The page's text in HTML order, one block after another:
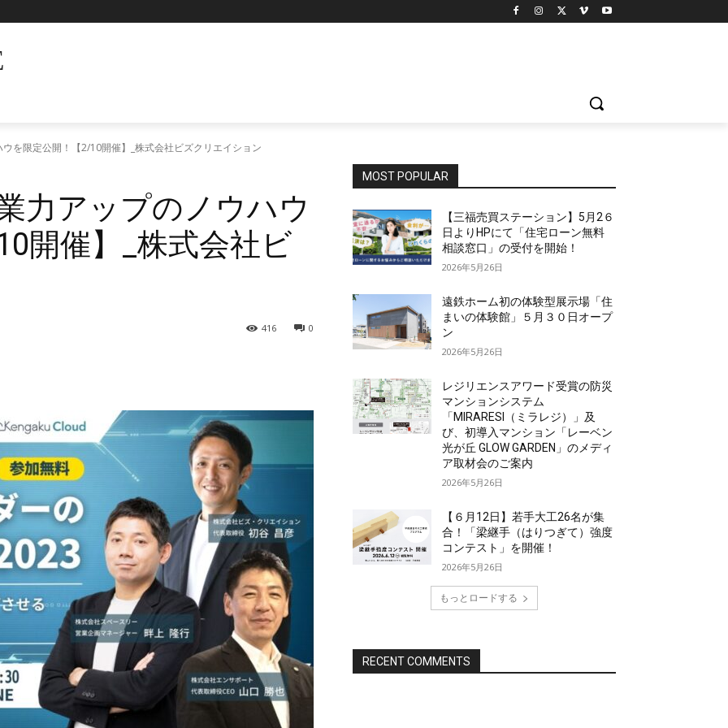
を限定公開！【2/10開催】_株式会社ビズクリエイション
力アップのノウハウ
開催】_株式会社ビ
0
416
MOST POPULAR
【三福売買ステーション】5月2６
日よりHPにて「住宅ローン無料
相談窓口」の受付を開始！
2026年5月26日
遠鉄ホーム初の体験型展示場「住
まいの体験館」５月３０日オープ
ン
2026年5月26日
レジリエンスアワード受賞の防災
マンションシステム
「MIRARESI（ミラレジ）」及
び、初導入マンション「レーベン
光が丘 GLOW GARDEN」のメディ
ア取材会のご案内
2026年5月26日
【６月12日】若手大工26名が集
合！「梁継手（はりつぎて）強度
コンテスト」を開催！
2026年5月26日
もっとロードする
RECENT COMMENTS